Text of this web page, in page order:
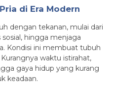
di Era Modern
dengan tekanan, mulai dari
hingga menjaga
Kondisi ini membuat tubuh
waktu istirahat,
gaya hidup yang kurang
keadaan.